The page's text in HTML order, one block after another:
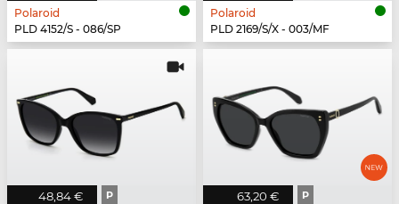
Polaroid
PLD 4152/S - 086/SP
Polaroid
PLD 2169/S/X - 003/MF
48,84 € P 63,20 € P